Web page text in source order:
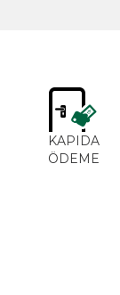
KAPIDA
ÖDEME